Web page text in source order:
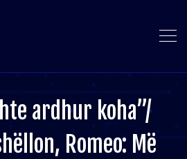
ardhur koha”/
Romeo: Më